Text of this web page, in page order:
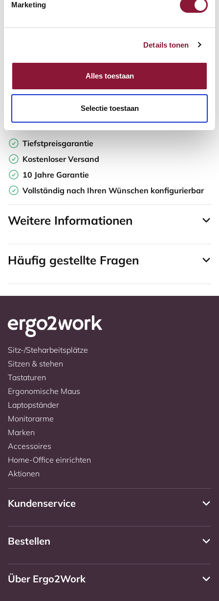
Marketing
Details tonen
Alles toestaan
Selectie toestaan
Auf der Suche nach Stückzahlen? Machen Sie Ihren Arbeitsplatz
komplett und fordern Sie direkt ein individuelles Angebot an.
Zur Vergleichsliste hinzufügen
Tiefstpreisgarantie
Kostenloser Versand
10 Jahre Garantie
Vollständig nach Ihren Wünschen konfigurierbar
Weitere Informationen
Häufig gestellte Fragen
Sitz-/Steharbeitsplätze
Sitzen & stehen
Tastaturen
Ergonomische Maus
Laptopständer
Monitorarme
Marken
Accessoires
Home-Office einrichten
Aktionen
Kundenservice
Bestellen
Über Ergo2Work